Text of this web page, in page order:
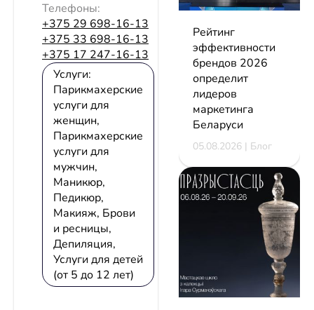
Телефоны:
+375 29 698-16-13
+375 33 698-16-13
+375 17 247-16-13
Услуги:
Парикмахерские
услуги для
женщин,
Парикмахерские
услуги для
мужчин,
Маникюр,
Педикюр,
Макияж, Брови
и ресницы,
Депиляция,
Услуги для детей
(от 5 до 12 лет)
Рейтинг
эффективности
брендов 2026
определит
лидеров
маркетинга
Беларуси
05.08.2026 | Блог